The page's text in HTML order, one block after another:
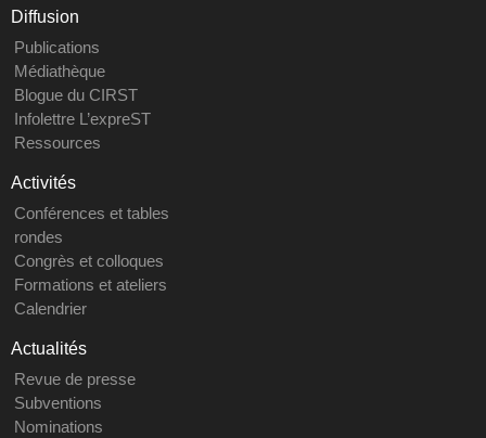
Diffusion
Publications
Médiathèque
Blogue du CIRST
Infolettre L’expreST
Ressources
Activités
Conférences et tables
rondes
Congrès et colloques
Formations et ateliers
Calendrier
Actualités
Revue de presse
Subventions
Nominations